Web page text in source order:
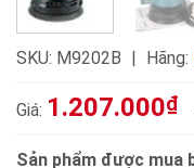
SKU: M9202B Hãng:
Giá: 1.207.000₫
Sản phẩm được mua